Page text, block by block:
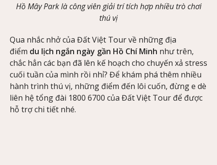
Hồ Mây Park là công viên giải trí tích hợp nhiều trò chơi
thú vị
Qua nhắc nhở của Đất Việt Tour về những địa
điểm du lịch ngắn ngày gần Hồ Chí Minh như trên,
chắc hẳn các bạn đã lên kế hoạch cho chuyến xả stress
cuối tuần của mình rồi nhỉ? Để khám phá thêm nhiều
hành trình thú vị, những điểm đến lôi cuốn, đừng e dè
liên hệ tổng đài 1800 6700 của Đất Việt Tour để được
hỗ trợ chi tiết nhé.